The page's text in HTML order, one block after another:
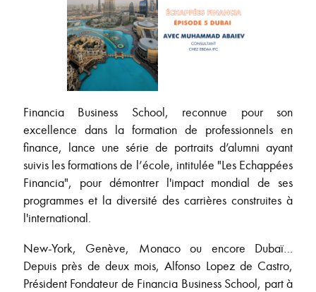
Financia Business School, reconnue pour son
excellence dans la formation de professionnels en
finance, lance une série de portraits d’alumni ayant
suivis les formations de l’école, intitulée "Les Echappées
Financia", pour démontrer l'impact mondial de ses
programmes et la diversité des carrières construites à
l'international.
New-York, Genève, Monaco ou encore Dubaï…
Depuis près de deux mois, Alfonso Lopez de Castro,
Président Fondateur de Financia Business School, part à